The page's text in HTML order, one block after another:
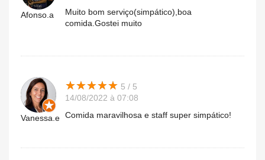
Afonso.a
Muito bom serviço(simpático),boa
comida.Gostei muito
Vanessa.e
★★★★★
★★★★★ 5 / 5
14/08/2022 à 07:08
Comida maravilhosa e staff super simpático!